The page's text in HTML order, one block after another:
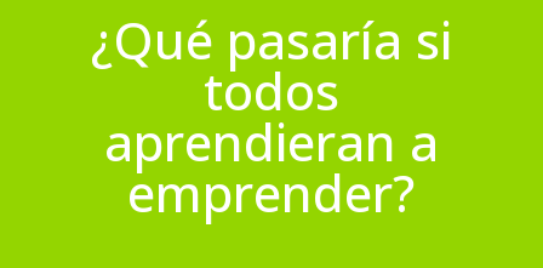
¿Qué pasaría si
todos
aprendieran a
emprender?